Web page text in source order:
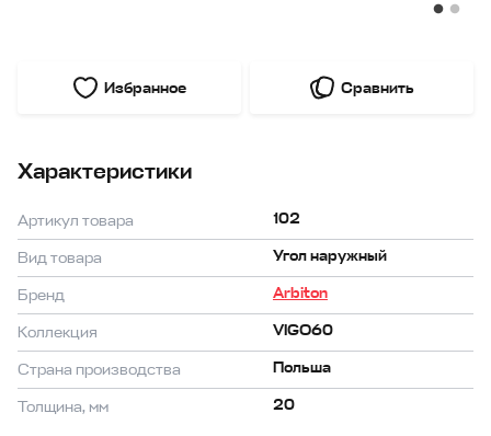
Избранное Сравнить
Характеристики
Артикул товара 102
Вид товара Угол наружный
Бренд Arbiton
Коллекция VIGO60
Страна производства Польша
Толщина, мм 20